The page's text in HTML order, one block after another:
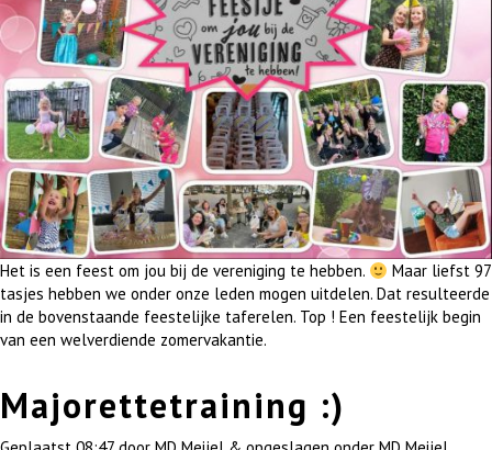
Het is een feest om jou bij de vereniging te hebben.
Maar liefst 97
tasjes hebben we onder onze leden mogen uitdelen. Dat resulteerde
in de bovenstaande feestelijke taferelen. Top ! Een feestelijk begin
van een welverdiende zomervakantie.
Majorettetraining :)